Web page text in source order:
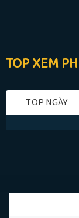
TOP XEM
TOP NGÀY